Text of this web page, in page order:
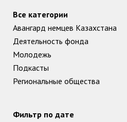
Все категории
Авангард немцев Казахстана
Деятельность фонда
Молодежь
Подкасты
Региональные общества
Фильтр по дате